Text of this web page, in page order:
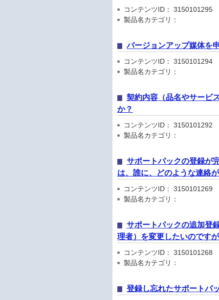
コンテンツID： 3150101295
製品名カテゴリ：
バージョンアップ媒体を
コンテンツID： 3150101294
製品名カテゴリ：
契約内容（品名やサービ
か？
コンテンツID： 3150101292
製品名カテゴリ：
サポートパックの登録が
は、誰に、どのような連絡
コンテンツID： 3150101269
製品名カテゴリ：
サポートパックの追加登
理者）を変更したいのです
コンテンツID： 3150101268
製品名カテゴリ：
登録し忘れたサポートパ